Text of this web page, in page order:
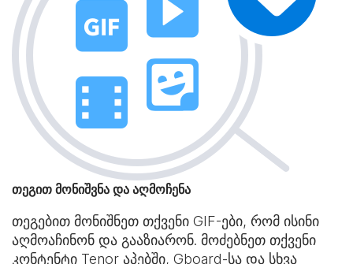
თეგით მონიშვნა და აღმოჩენა
თეგებით მონიშნეთ თქვენი GIF-ები, რომ ისინი
აღმოაჩინონ და გააზიარონ. მოძებნეთ თქვენი
კონტენტი Tenor აპებში, Gboard-სა და სხვა